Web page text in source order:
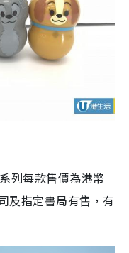
列每款售價為港幣
及指定書局有售，有